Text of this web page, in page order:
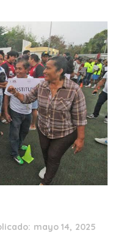
mayo 14, 2025